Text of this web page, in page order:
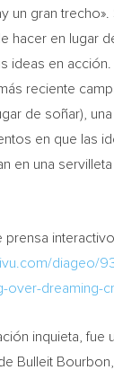
un gran
hacer en lugar
ideas en
reciente
de soñar),
en que las
en una
prensa
diageo/
over-dreaming-
inquieta, fue
Bulleit